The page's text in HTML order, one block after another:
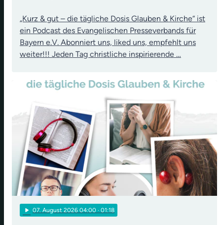
„Kurz & gut – die tägliche Dosis Glauben & Kirche“ ist
ein Podcast des Evangelischen Presseverbands für
Bayern e.V. Abonniert uns, liked uns, empfehlt uns
weiter!!! Jeden Tag christliche inspirierende …
play_arrow 07. August 2026 04:00 · 01:18